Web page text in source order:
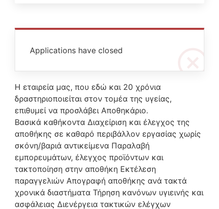
Applications have closed
Η εταιρεία μας, που εδώ και 20 χρόνια
δραστηριοποιείται στον τομέα της υγείας,
επιθυμεί να προσλάβει Αποθηκάριο.
Βασικά καθήκοντα Διαχείριση και έλεγχος της
αποθήκης σε καθαρό περιβάλλον εργασίας χωρίς
σκόνη/βαριά αντικείμενα Παραλαβή
εμπορευμάτων, έλεγχος προϊόντων και
τακτοποίηση στην αποθήκη Εκτέλεση
παραγγελιών Απογραφή αποθήκης ανά τακτά
χρονικά διαστήματα Τήρηση κανόνων υγιεινής και
ασφάλειας Διενέργεια τακτικών ελέγχων